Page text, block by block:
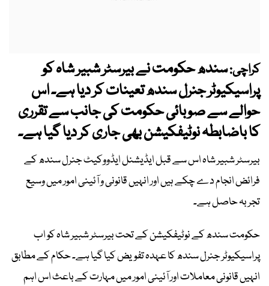
کراچی:سندھ حکومت نے بیرسٹر شبیر شاہ کو
پراسیکیوٹر جنرل سندھ تعینات کر دیا ہے۔ اس
حوالے سے صوبائی حکومت کی جانب سے تقرری
کا باضابطہ نوٹیفکیشن بھی جاری کر دیا گیا ہے۔
بیرسٹر شبیر شاہ اس سے قبل ایڈیشنل ایڈووکیٹ جنرل سندھ کے
فرائض انجام دے چکے ہیں اور انہیں قانونی و آئینی امور میں وسیع
تجربہ حاصل ہے۔
حکومت سندھ کے نوٹیفکیشن کے تحت بیرسٹر شبیر شاہ کو اب
پراسیکیوٹر جنرل سندھ کا عہدہ تفویض کیا گیا ہے۔ حکام کے مطابق
انہیں قانونی معاملات اور آئینی امور میں مہارت کے باعث اس اہم